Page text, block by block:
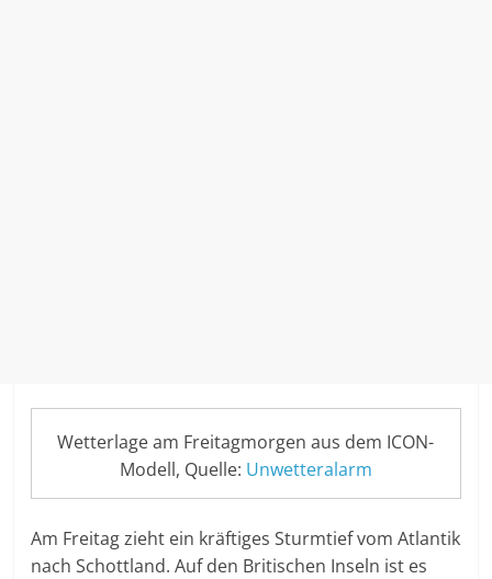
Wetterlage am Freitagmorgen aus dem ICON-
Modell, Quelle: Unwetteralarm
Am Freitag zieht ein kräftiges Sturmtief vom Atlantik
nach Schottland. Auf den Britischen Inseln ist es